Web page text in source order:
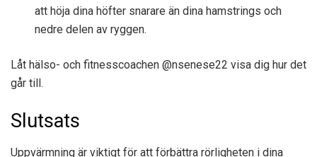
att höja dina höfter snarare än dina hamstrings och
nedre delen av ryggen.
Låt hälso- och fitnesscoachen @nsenese22 visa dig hur det
går till.
Slutsats
Uppvärmning är viktigt för att förbättra rörligheten i dina